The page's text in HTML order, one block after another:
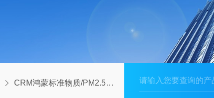
CRM鸿蒙标准物质/PM2.5监测仪检定用标准物质GBW13643-空气动力学当量直径2μm；固含量10%-10mL